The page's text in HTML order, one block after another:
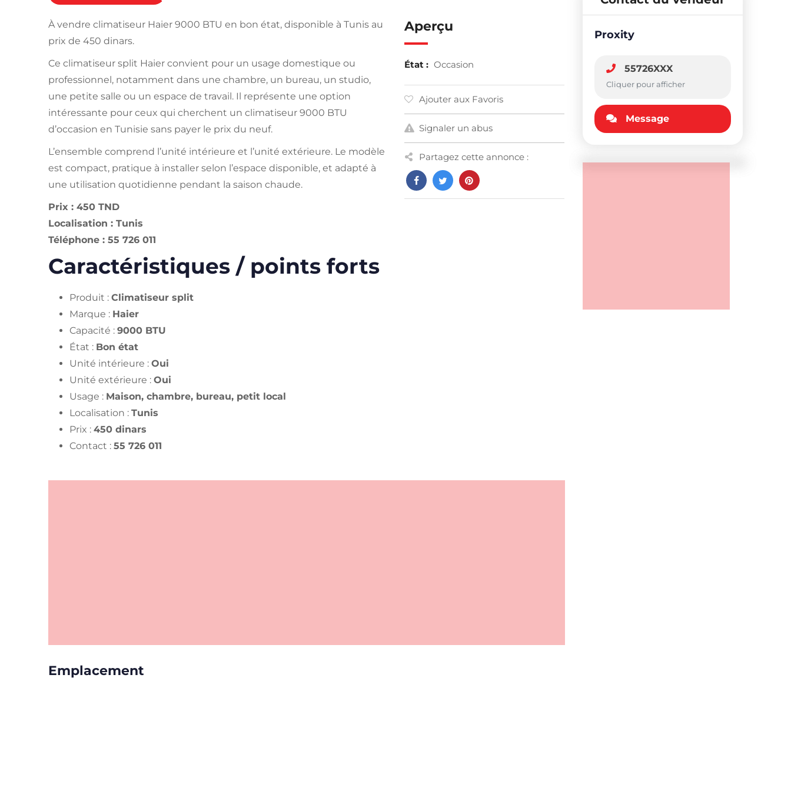
À vendre climatiseur Haier 9000 BTU en bon état, disponible à Tunis au
prix de 450 dinars.
Ce climatiseur split Haier convient pour un usage domestique ou
professionnel, notamment dans une chambre, un bureau, un studio,
une petite salle ou un espace de travail. Il représente une option
intéressante pour ceux qui cherchent un climatiseur 9000 BTU
d’occasion en Tunisie sans payer le prix du neuf.
L’ensemble comprend l’unité intérieure et l’unité extérieure. Le modèle
est compact, pratique à installer selon l’espace disponible, et adapté à
une utilisation quotidienne pendant la saison chaude.
Prix : 450 TND
Localisation : Tunis
Téléphone : 55 726 011
Caractéristiques / points forts
Produit : Climatiseur split
Marque : Haier
Capacité : 9000 BTU
État : Bon état
Unité intérieure : Oui
Unité extérieure : Oui
Usage : Maison, chambre, bureau, petit local
Localisation : Tunis
Prix : 450 dinars
Contact : 55 726 011
Aperçu
État : Occasion
Ajouter aux Favoris
Signaler un abus
Partagez cette annonce :
Emplacement
Proxity
55726XXX
Cliquer pour afficher
Message